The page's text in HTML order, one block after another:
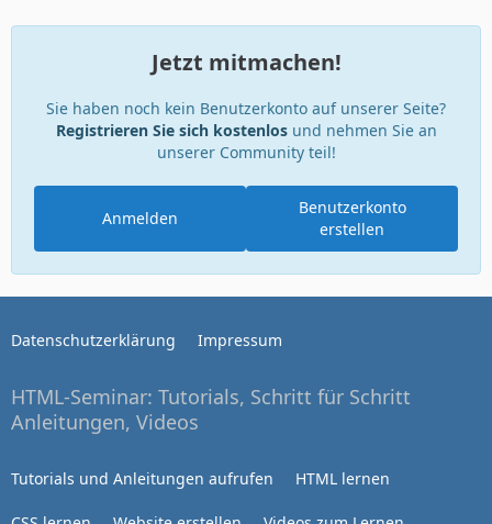
Jetzt mitmachen!
Sie haben noch kein Benutzerkonto auf unserer Seite?
Registrieren Sie sich kostenlosund nehmen Sie an
unserer Community teil!
Benutzerkonto
erstellen
Anmelden
Datenschutzerklärung Impressum
HTML-Seminar: Tutorials, Schritt für Schritt
Anleitungen, Videos
Tutorials und Anleitungen aufrufen HTML lernen